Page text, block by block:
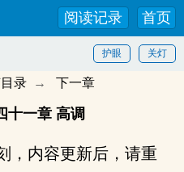
首页
阅读记录
关灯
护眼
录 → 下一章
十一章 高调
，内容更新后，请重